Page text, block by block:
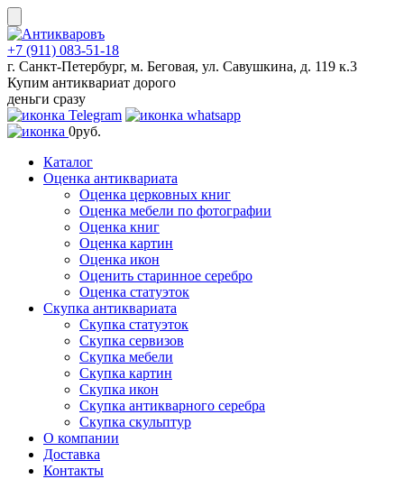
Skip
to
content
+7 (911) 083-51-18
г. Санкт-Петербург, м. Беговая, ул. Савушкина, д. 119 к.3
Купим антиквариат дорого
деньги сразу
0руб.
Каталог
Оценка антиквариата
Оценка церковных книг
Оценка мебели по фотографии
Оценка книг
Оценка картин
Оценка икон
Оценить старинное серебро
Оценка статуэток
Скупка антиквариата
Скупка статуэток
Скупка сервизов
Скупка мебели
Скупка картин
Скупка икон
Скупка антикварного серебра
Скупка скульптур
О компании
Доставка
Контакты